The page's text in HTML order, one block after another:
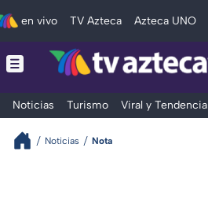
en vivo TV Azteca Azteca UNO
Noticias Turismo Viral y Tendencia
Noticias Nota